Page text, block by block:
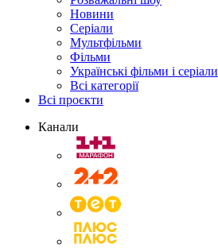
Новини
Серіали
Мультфільми
Фільми
Українські фільми і серіали
Всі категорії
Всі проєкти
Канали